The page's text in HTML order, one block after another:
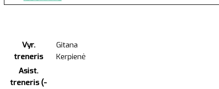
Vyr.
treneris
Gitana
Kerpienė
Asist.
treneris (-